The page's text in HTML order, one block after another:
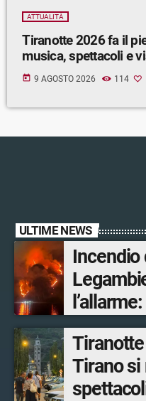
ATTUALITÀ
Tiranotte 2026 fa il
musica, spettacoli e
today 9 AGOSTO 2026 114
ULTIME NEWS
Incendio
Tirano si